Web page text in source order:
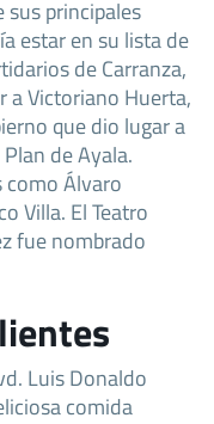
principales
estar en su lista de
de Carranza,
a Victoriano Huerta,
que dio lugar a
de Ayala.
como Álvaro
Villa. El Teatro
fue nombrado
Luis Donaldo
comida